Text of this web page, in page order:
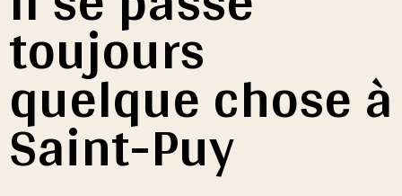
toujours
quelque chose à
Saint-Puy